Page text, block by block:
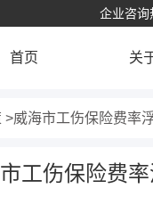
企业咨
首页 关
威海市工伤保险费率
工伤保险费